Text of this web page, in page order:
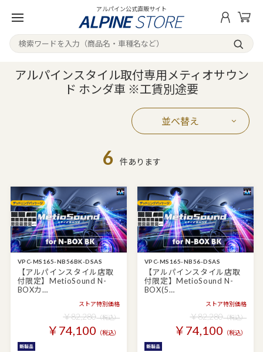
アルパイン公式直販サイト
アルパインスタイル取付専用メティオサウン
ド ホンダ車 ※工賃別途要
並べ替え
6 件あります
VPC-MS165-NB56BK-DSAS
【アルパインスタイル店取
付限定】MetioSound N-
BOXカ…
ストア特別価格
￥82,280（税込）
￥74,100 （税込）
VPC-MS165-NB56-DSAS
【アルパインスタイル店取
付限定】MetioSound N-
BOX(5…
ストア特別価格
￥82,280（税込）
￥74,100 （税込）